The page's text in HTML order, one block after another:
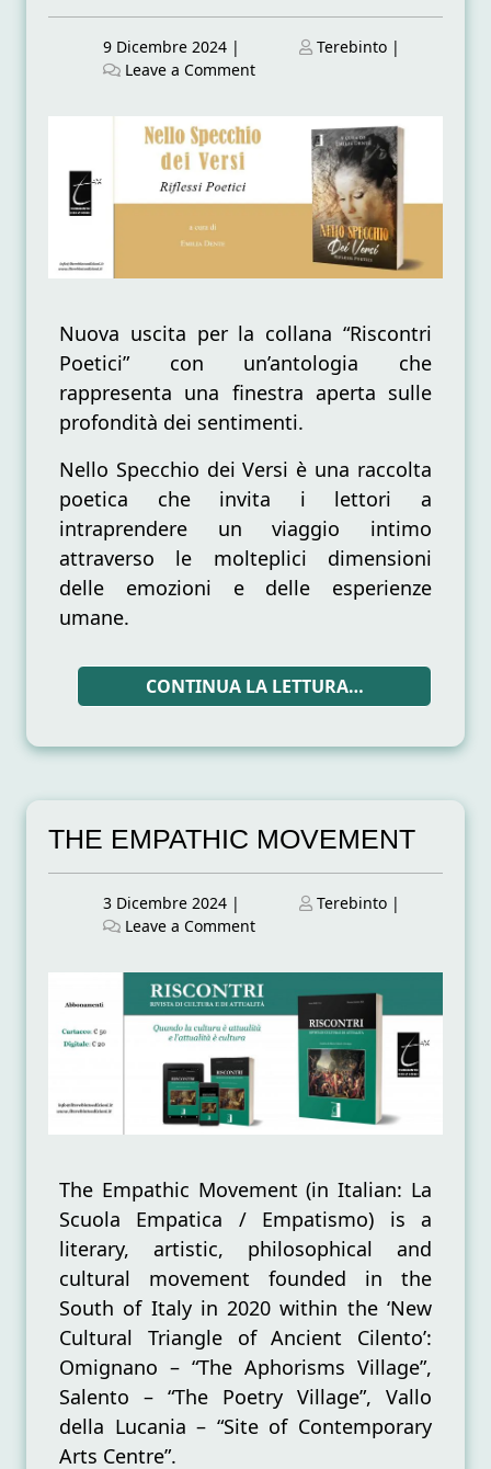
Posted
on
9 Dicembre 2024 |
Posted
Terebinto |
Leave a Commenton
specchio
un
nell’animo
umano
Nuova uscita per la collana “Riscontri
Poetici” con un’antologia che
rappresenta una finestra aperta sulle
profondità dei sentimenti.
Nello Specchio dei Versi è una raccolta
poetica che invita i lettori a
intraprendere un viaggio intimo
attraverso le molteplici dimensioni
delle emozioni e delle esperienze
umane.
CONTINUA LA LETTURA…
THE EMPATHIC MOVEMENT
Posted
on
3 Dicembre 2024 |
Posted
Terebinto |
Leave a Commenton
EMPATHIC
MOVEMENT
The Empathic Movement (in Italian: La
Scuola Empatica / Empatismo) is a
literary, artistic, philosophical and
cultural movement founded in the
South of Italy in 2020 within the ‘New
Cultural Triangle of Ancient Cilento’:
Omignano – “The Aphorisms Village”,
Salento – “The Poetry Village”, Vallo
della Lucania – “Site of Contemporary
Arts Centre”.